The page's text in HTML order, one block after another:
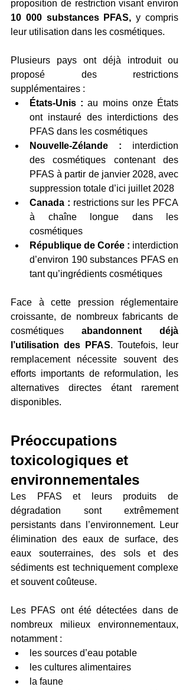
10 000 substances PFAS, y compris
leur utilisation dans les cosmétiques.
Plusieurs pays ont déjà introduit ou
proposé des restrictions
supplémentaires :
États-Unis : au moins onze États
ont instauré des interdictions des
PFAS dans les cosmétiques
Nouvelle-Zélande : interdiction
des cosmétiques contenant des
PFAS à partir de janvier 2028, avec
suppression totale d’ici juillet 2028
Canada : restrictions sur les PFCA
à chaîne longue dans les
cosmétiques
République de Corée : interdiction
d’environ 190 substances PFAS en
tant qu’ingrédients cosmétiques
Face à cette pression réglementaire
croissante, de nombreux fabricants de
cosmétiques abandonnent déjà
l’utilisation des PFAS. Toutefois, leur
remplacement nécessite souvent des
efforts importants de reformulation, les
alternatives directes étant rarement
disponibles.
Préoccupations
toxicologiques et
environnementales
Les PFAS et leurs produits de
dégradation sont extrêmement
persistants dans l’environnement. Leur
élimination des eaux de surface, des
eaux souterraines, des sols et des
sédiments est techniquement complexe
et souvent coûteuse.
Les PFAS ont été détectées dans de
nombreux milieux environnementaux,
notamment :
les sources d’eau potable
les cultures alimentaires
la faune